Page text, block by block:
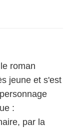
roman
jeune et s'est
:
par la